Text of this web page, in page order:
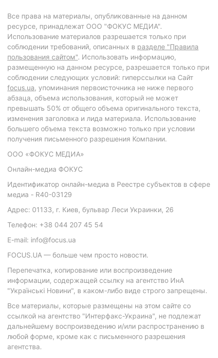
Все права на материалы, опубликованные на данном
ресурсе, принадлежат ООО "ФОКУС МЕДИА".
Использование материалов разрешается только при
соблюдении требований, описанных в разделе "Правила
пользования сайтом". Использовать информацию,
размещенную на данном ресурсе, разрешается только при
соблюдении следующих условий: гиперссылки на Сайт
focus.ua, упоминания первоисточника не ниже первого
абзаца, объема использования, который не может
превышать 50% от общего объема оригинального текста,
изменения заголовка и лида материала. Использование
большего объема текста возможно только при условии
получения письменного разрешения Компании.
ООО «ФОКУС МЕДИА»
Онлайн-медиа ФОКУС
Идентификатор онлайн-медиа в Реестре субъектов в сфере
медиа - R40-03129
Адрес: 01133, г. Киев, бульвар Леси Украинки, 26
Телефон: +38 044 207 45 54
E-mail: info@focus.ua
FOCUS.UA — больше чем просто новости.
Перепечатка, копирование или воспроизведение
информации, содержащей ссылку на агентство ИнА
"Українські Новини", в каком-либо виде строго запрещены.
Все материалы, которые размещены на этом сайте со
ссылкой на агентство "Интерфакс-Украина", не подлежат
дальнейшему воспроизведению и/или распространению в
любой форме, кроме как с письменного разрешения
агентства.